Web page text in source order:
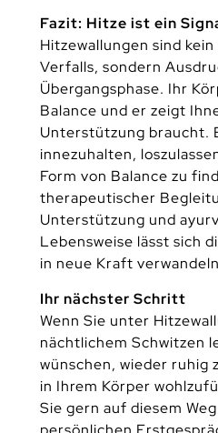
Fazit: Hitze ist ein
Hitzewallungen sind
Verfalls, sondern
Übergangsphase. Ihr
Balance und er zeigt
Unterstützung braucht.
innezuhalten,
Form von Balance zu
therapeutischer
Unterstützung und
Lebensweise lässt sich
in neue Kraft
Ihr nächster Schritt
Wenn Sie unter
nächtlichem Schwitzen
wünschen, wieder ruhig
in Ihrem Körper
Sie gern auf diesem